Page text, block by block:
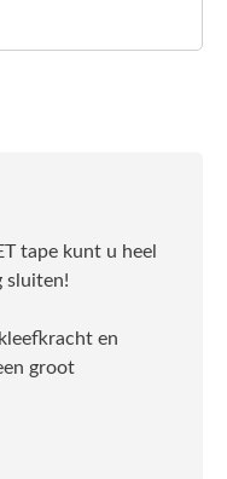
tape kunt u heel
sluiten!
en
groot